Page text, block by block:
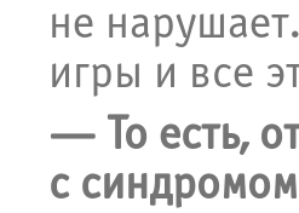
не
игры и все
— То есть,
с